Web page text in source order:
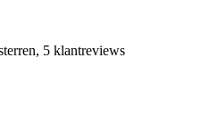
5 klantreviews